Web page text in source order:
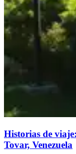
Historias de
Tovar, Venezuela